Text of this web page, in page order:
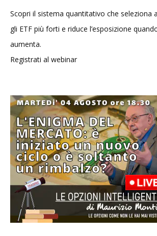
Scopri il sistema quantitativo che seleziona
gli ETF più forti e riduce l’esposizione
aumenta.
Registrati al webinar